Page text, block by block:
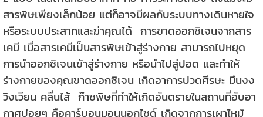
สารพิษเพียงเล็กน้อย แต่ก็อาจมีผลกับระบบทางเดินหายใจ
หรือระบบประสาทและฆ่าคุณได้ การขาดออกซิเจนจากสาร
เคมี เมื่อสารเคมีเป็นสารพิษเข้าสู่ร่างกาย สามารถไปหยุด
การนำออกซิเจนเข้าสู่ร่างกาย หรือนำไปสู่ปอด และทำให้
ร่างกายของคุณขาดออกซิเจน เกิดอาการปวดศีรษะ มึนงง
วิงเวียน คลื่นไส้ ก๊าซพิษที่ทำให้เกิดอันตรายในสถานที่อับอา
กาศบ่อยๆ คือคาร์บอนมอนนอกไซด์ เกิดจากการเผาไหม้